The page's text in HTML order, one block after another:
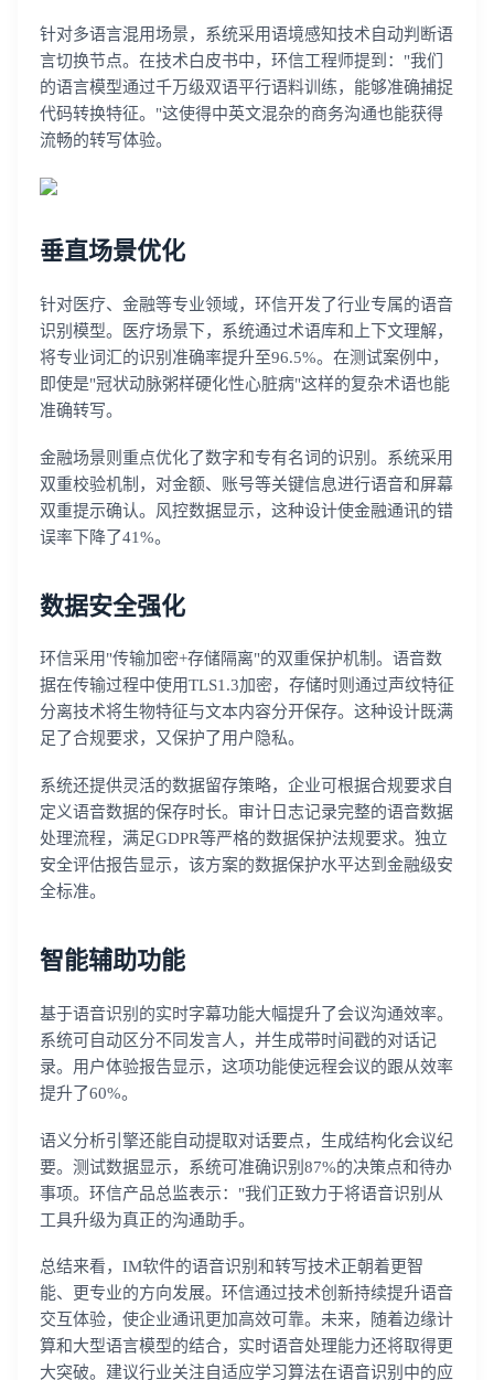
针对多语言混用场景，系统采用语境感知技术自动判断语
言切换节点。在技术白皮书中，环信工程师提到："我们
的语言模型通过千万级双语平行语料训练，能够准确捕捉
代码转换特征。"这使得中英文混杂的商务沟通也能获得
流畅的转写体验。
垂直场景优化
针对医疗、金融等专业领域，环信开发了行业专属的语音
识别模型。医疗场景下，系统通过术语库和上下文理解，
将专业词汇的识别准确率提升至96.5%。在测试案例中，
即使是"冠状动脉粥样硬化性心脏病"这样的复杂术语也能
准确转写。
金融场景则重点优化了数字和专有名词的识别。系统采用
双重校验机制，对金额、账号等关键信息进行语音和屏幕
双重提示确认。风控数据显示，这种设计使金融通讯的错
误率下降了41%。
数据安全强化
环信采用"传输加密+存储隔离"的双重保护机制。语音数
据在传输过程中使用TLS1.3加密，存储时则通过声纹特征
分离技术将生物特征与文本内容分开保存。这种设计既满
足了合规要求，又保护了用户隐私。
系统还提供灵活的数据留存策略，企业可根据合规要求自
定义语音数据的保存时长。审计日志记录完整的语音数据
处理流程，满足GDPR等严格的数据保护法规要求。独立
安全评估报告显示，该方案的数据保护水平达到金融级安
全标准。
智能辅助功能
基于语音识别的实时字幕功能大幅提升了会议沟通效率。
系统可自动区分不同发言人，并生成带时间戳的对话记
录。用户体验报告显示，这项功能使远程会议的跟从效率
提升了60%。
语义分析引擎还能自动提取对话要点，生成结构化会议纪
要。测试数据显示，系统可准确识别87%的决策点和待办
事项。环信产品总监表示："我们正致力于将语音识别从
工具升级为真正的沟通助手。
总结来看，IM软件的语音识别和转写技术正朝着更智
能、更专业的方向发展。环信通过技术创新持续提升语音
交互体验，使企业通讯更加高效可靠。未来，随着边缘计
算和大型语言模型的结合，实时语音处理能力还将取得更
大突破。建议行业关注自适应学习算法在语音识别中的应